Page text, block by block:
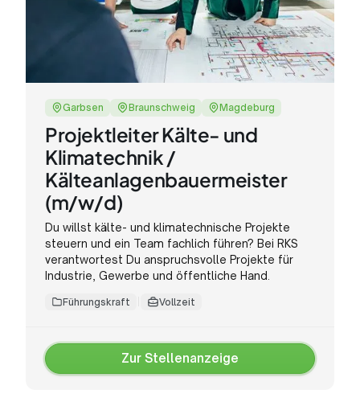
Garbsen Braunschweig Magdeburg
Projektleiter Kälte- und
Klimatechnik /
Kälteanlagenbauermeister
(m/w/d)
Du willst kälte- und klimatechnische Projekte
steuern und ein Team fachlich führen? Bei RKS
verantwortest Du anspruchsvolle Projekte für
Industrie, Gewerbe und öffentliche Hand.
Führungskraft Vollzeit
Zur Stellenanzeige
Zur